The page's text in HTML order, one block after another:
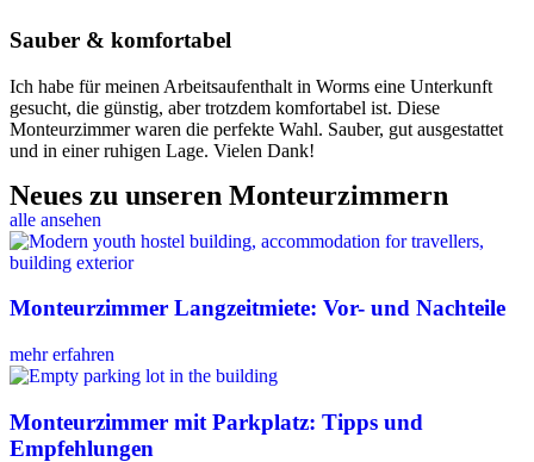
Sauber & komfortabel
Ich habe für meinen Arbeitsaufenthalt in Worms eine Unterkunft
gesucht, die günstig, aber trotzdem komfortabel ist. Diese
Monteurzimmer waren die perfekte Wahl. Sauber, gut ausgestattet
und in einer ruhigen Lage. Vielen Dank!
Neues zu unseren Monteurzimmern
alle ansehen
Monteurzimmer Langzeitmiete: Vor- und Nachteile
mehr erfahren
Monteurzimmer mit Parkplatz: Tipps und
Empfehlungen